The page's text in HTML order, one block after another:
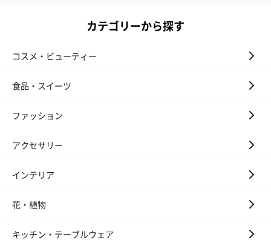
カテゴリーから探す
コスメ・ビューティー
食品・スイーツ
ファッション
アクセサリー
インテリア
花・植物
キッチン・テーブルウェア